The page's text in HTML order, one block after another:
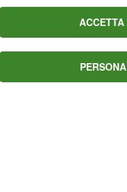
della stagione.